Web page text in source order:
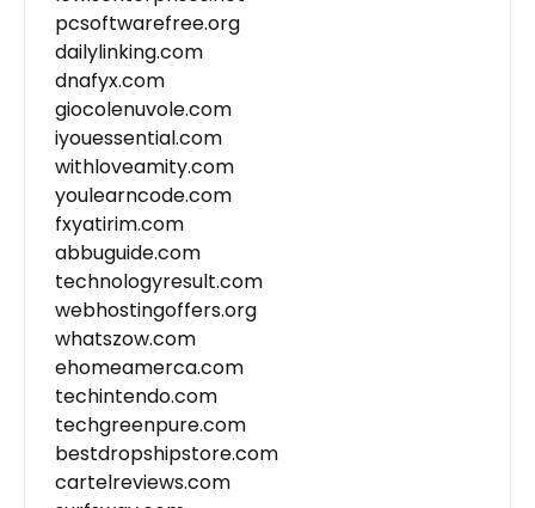
pcsoftwarefree.org
dailylinking.com
dnafyx.com
giocolenuvole.com
iyouessential.com
withloveamity.com
youlearncode.com
fxyatirim.com
abbuguide.com
technologyresult.com
webhostingoffers.org
whatszow.com
ehomeamerca.com
techintendo.com
techgreenpure.com
bestdropshipstore.com
cartelreviews.com